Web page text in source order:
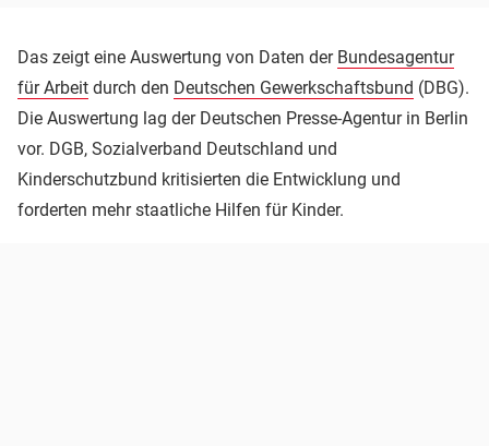
Das zeigt eine Auswertung von Daten der Bundesagentur
für Arbeit durch den Deutschen Gewerkschaftsbund (DBG).
Die Auswertung lag der Deutschen Presse-Agentur in Berlin
vor. DGB, Sozialverband Deutschland und
Kinderschutzbund kritisierten die Entwicklung und
forderten mehr staatliche Hilfen für Kinder.